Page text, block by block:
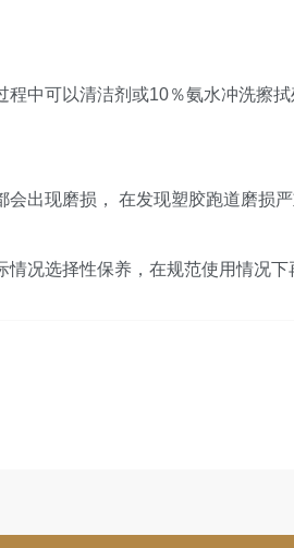
中可以清洁剂或10％氨水冲洗擦
出现磨损， 在发现塑胶跑道磨损
况选择性保养，在规范使用情况